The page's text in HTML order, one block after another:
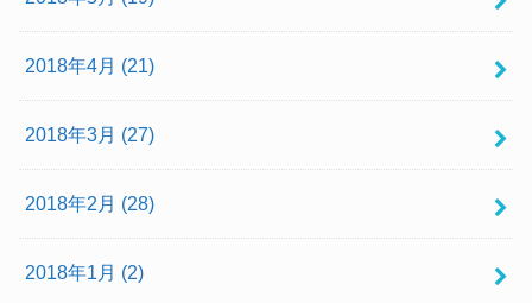
2018年4月 (21)
2018年3月 (27)
2018年2月 (28)
2018年1月 (2)